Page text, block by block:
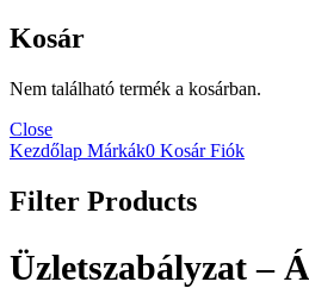
Kosár
Nem található termék a kosárban.
Close
Kezdőlap Márkák0 KosárFiók
Filter Products
Üzletszabályzat –